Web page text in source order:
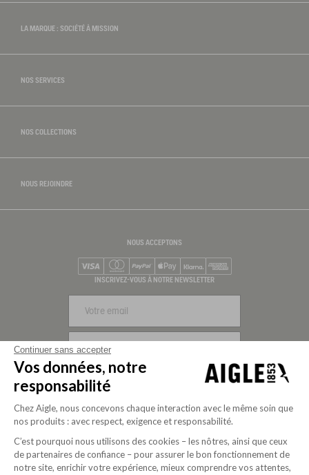
LA MARQUE : SOCIÉTÉ À MISSION
NOS SERVICES
NOS COLLECTIONS
NOUS REJOINDRE
NOUS ACCEPTONS
Visa Mastercard
PayPalApple PayKlarna
INSCRIVEZ-VOUS À NOTRE NEWSLETTER
Continuer sans accepter
Vos données, notre
responsabilité
Chez Aigle, nous concevons chaque interaction avec le même soin que
nos produits : avec respect, exigence et responsabilité.
C’est pourquoi nous utilisons des cookies – les nôtres, ainsi que ceux
de partenaires de confiance – pour assurer le bon fonctionnement de
notre site, enrichir votre expérience, mieux comprendre vos attentes,